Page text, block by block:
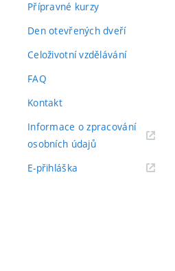
Přípravné kurzy
Den otevřených dveří
Celoživotní vzdělávání
FAQ
Kontakt
Informace o zpracování
osobních údajů(externí
E-přihláška